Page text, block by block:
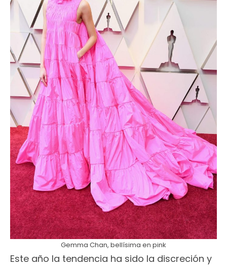
Gemma Chan, bellísima en pink
Este año la tendencia ha sido la discreción y